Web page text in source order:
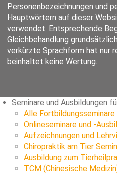
Personenbezeichnungen und
Hauptwörtern auf dieser
verwendet. Entsprechende
Gleichbehandlung
verkürzte Sprachform hat nur
beinhaltet keine Wertung.
Seminare und Ausbildungen
Alle
Onlineseminare und -
Aufzeichnungen und
Chiropraktik am Tier
Ausbildung zum
TCM (Chinesische